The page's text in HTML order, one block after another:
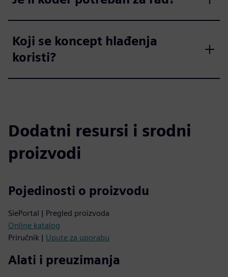
Koji se koncept hlađenja
koristi?
Dodatni resursi i srodni
proizvodi
Pojedinosti o proizvodu
SiePortal | Pregled proizvoda
Online katalog
Priručnik | Upute za uporabu
Alati i preuzimanja